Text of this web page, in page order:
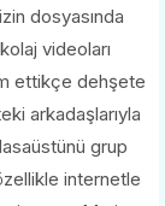
dosyasında
videoları
ettikçe dehşete
arkadaşlarıyla
grup
internetle